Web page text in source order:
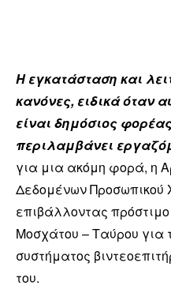
Η εγκατάσταση και
κανόνες, ειδικά όταν
είναι δημόσιος
περιλαμβάνει
για μια ακόμη φορά, η
Δεδομένων Προσωπικού
επιβάλλοντας
Μοσχάτου – Ταύρου για
συστήματος
του.